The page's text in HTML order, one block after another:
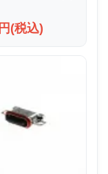
(税込)